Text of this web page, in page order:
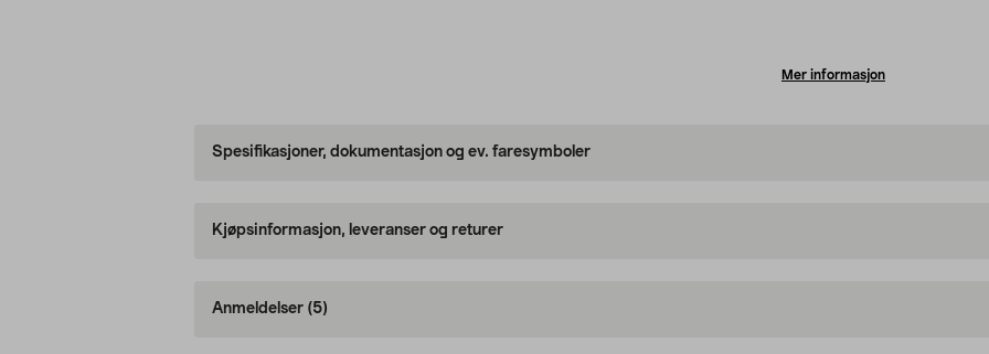
Mer informasjon
Spesifikasjoner, dokumentasjon og ev. faresymboler
Kjøpsinformasjon, leveranser og returer
Anmeldelser (5)